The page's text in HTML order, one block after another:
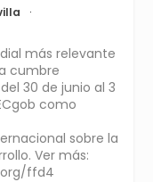
·
más relevante
cumbre
30 de junio al 3
como
sobre la
Ver más:
ffd4